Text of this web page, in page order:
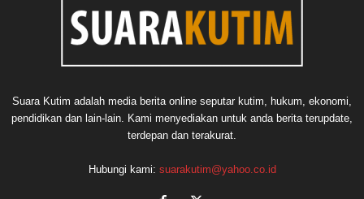
Suara Kutim adalah media berita online seputar kutim, hukum, ekonomi,
pendidikan dan lain-lain. Kami menyediakan untuk anda berita terupdate,
terdepan dan terakurat.
Hubungi kami: suarakutim@yahoo.co.id